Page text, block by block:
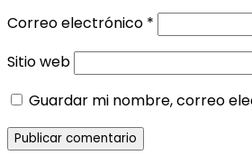
Correo electrónico *
Sitio web
Guardar mi nombre, correo